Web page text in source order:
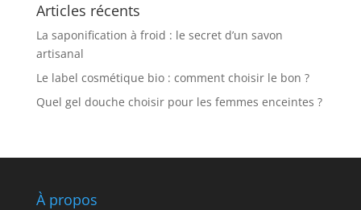
Articles récents
La saponification à froid : le secret d’un savon
artisanal
Le label cosmétique bio : comment choisir le bon ?
Quel gel douche choisir pour les femmes enceintes ?
À propos